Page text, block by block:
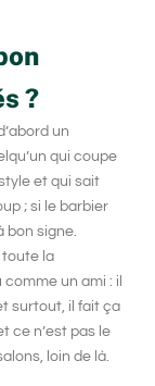
?
un
qui coupe
et qui sait
; si le barbier
bon signe.
toute la
un ami : il
surtout, il fait ça
ce n’est pas le
loin de là.